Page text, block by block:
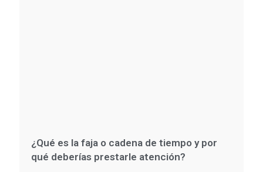
¿Qué es la faja o cadena de tiempo y por
qué deberías prestarle atención?